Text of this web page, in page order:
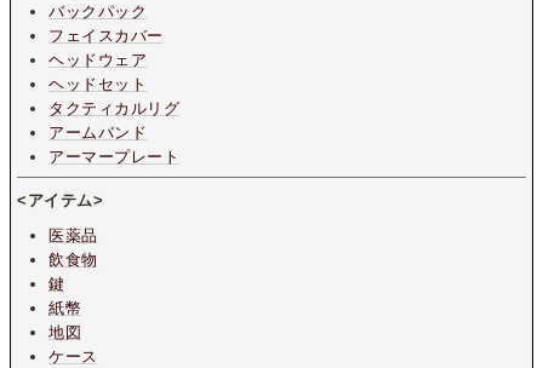
バックパック
フェイスカバー
ヘッドウェア
ヘッドセット
タクティカルリグ
アームバンド
アーマープレート
<アイテム>
医薬品
飲食物
鍵
紙幣
地図
ケース